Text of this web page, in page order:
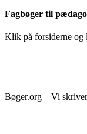
Fagbøger til
Klik på forsiderne og
Bøger.org – Vi